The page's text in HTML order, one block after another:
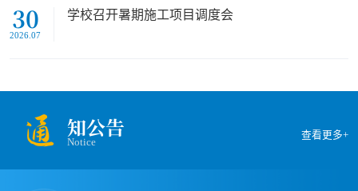
30
2026.07
学校召开暑期施工项目调度会
通 知公告
Notice
查看更多+